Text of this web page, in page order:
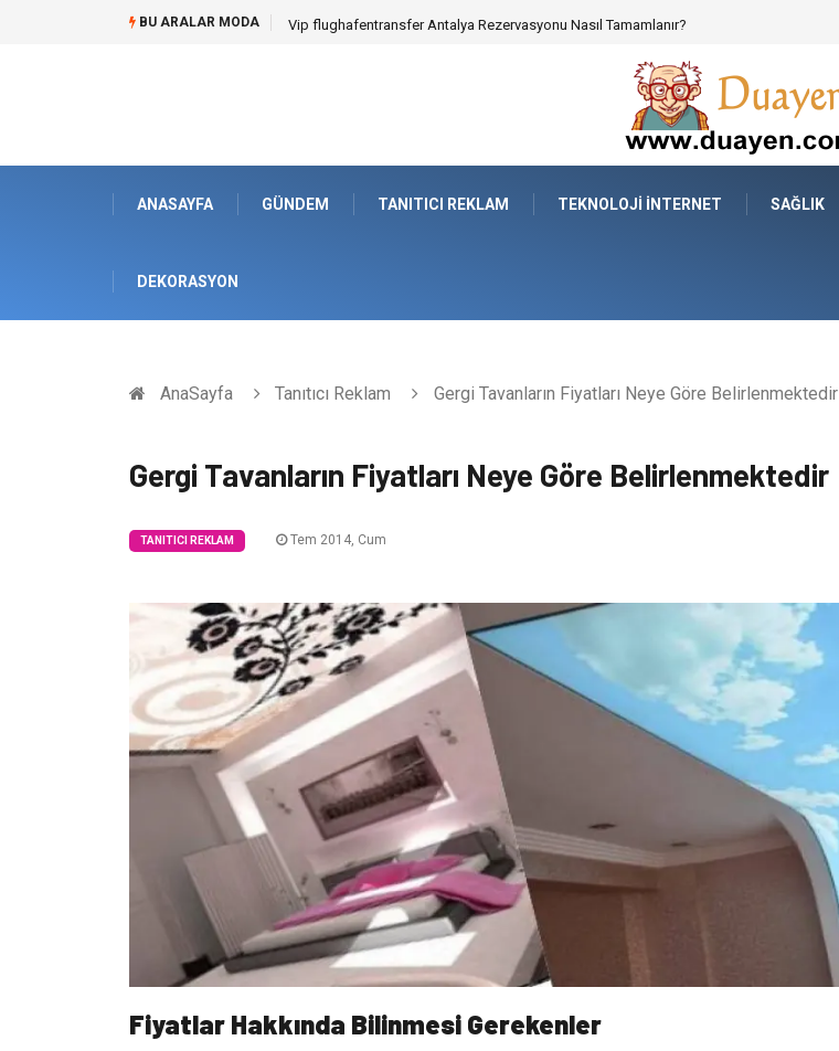
BU ARALAR MODA Osb Sandık ve Endüstriyel Makine Parçalarının Modüler Transferi
ANASAYFA GÜNDEM TANITICI REKLAM TEKNOLOJI İNTERNET SAĞLIK
DEKORASYON
AnaSayfa Tanıtıcı Reklam Gergi Tavanların Fiyatları Neye Göre Belirlenmektedir
Gergi Tavanların Fiyatları Neye Göre Belirlenmektedir
TANITICI REKLAM Tem 2014, Cum
Fiyatlar Hakkında Bilinmesi Gerekenler